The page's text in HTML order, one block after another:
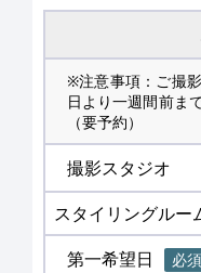
※注意事項：ご撮
日より一週間前ま
（要予約）
撮影スタジオ
スタイリングルー
第一希望日
必須